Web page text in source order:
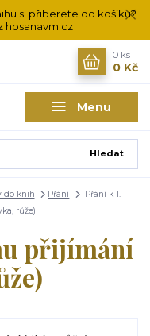
si přiberete do košíku?
hosanavm.cz
Menu
Hledat
0 ks
0 Kč
do knih Přání
Přání k 1.
růže)
přijímání